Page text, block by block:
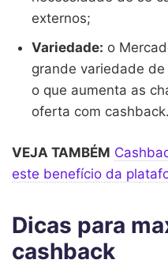
externos;
Variedade: o
grande variedade
o que aumenta as
oferta com cashback.
VEJA TAMBÉM
este benefício da
Dicas para
cashback